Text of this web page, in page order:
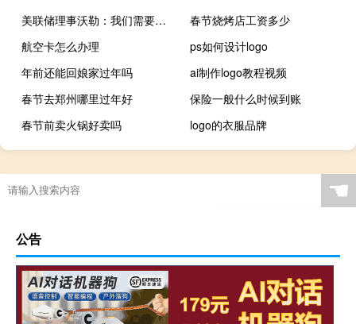
美联储理事沃勒：我们需要看看未来6到12个月通胀的发展情况然后再考虑降息
春节烧烤店工资多少
航空卡怎么办理
ps如何设计logo
年前还能回娘家过年吗
ai制作logo教程视频
春节去郑州哪里过年好
保险一般什么时候到账
春节前卖火锅好卖吗
logo的衣服品牌
☚
公告